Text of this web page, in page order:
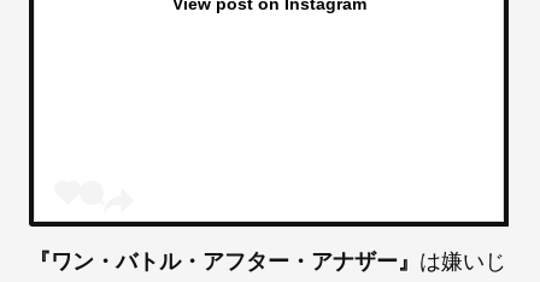
『ワン・バトル・アフター・アナザー』 は嫌いじ